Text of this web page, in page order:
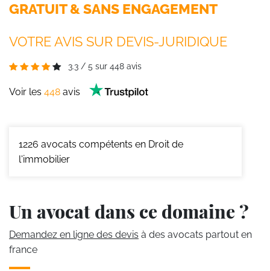
GRATUIT & SANS ENGAGEMENT
VOTRE AVIS SUR DEVIS-JURIDIQUE
3.3 / 5 sur 448 avis
Voir les 448 avis
1226 avocats compétents en Droit de
l'immobilier
Un avocat dans ce domaine ?
Demandez en ligne des devis à des avocats partout en
france